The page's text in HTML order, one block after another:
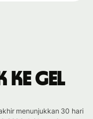
ke GEL
menunjukkan 30 hari